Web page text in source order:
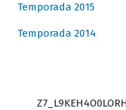
Temporada 2015
Temporada 2014